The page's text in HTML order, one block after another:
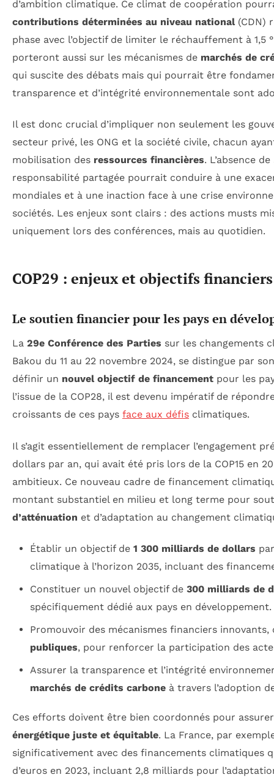
d’ambition climatique. Ce climat de coopération
contributions déterminées au niveau national(CDN)
phase avec l’objectif de limiter le réchauffement à 1,5
porteront aussi sur les mécanismes de marchés de
qui suscite des débats mais qui pourrait être
transparence et d’intégrité environnementale sont
Il est donc crucial d’impliquer non seulement les
secteur privé, les ONG et la société civile, chacun
mobilisation des ressources financières. L’absence
responsabilité partagée pourrait conduire à une
mondiales et à une inaction face à une crise
sociétés. Les enjeux sont clairs : des actions musts
uniquement lors des conférences, mais au quotidien.
COP29 : enjeux et objectifs financiers
Le soutien financier pour les pays en
La 29e Conférence des Parties sur les changements
Bakou du 11 au 22 novembre 2024, se distingue par
définir un nouvel objectif de financement pour les
l’issue de la COP28, il est devenu impératif de
croissants de ces pays face aux défis climatiques.
Il s’agit essentiellement de remplacer l’engagement
dollars par an, qui avait été pris lors de la COP15 en
ambitieux. Ce nouveau cadre de financement
montant substantiel en milieu et long terme pour
d’atténuation et d’adaptation au changement
Établir un objectif de 1 300 milliards de dollars
climatique à l’horizon 2035, incluant des
Constituer un nouvel objectif de 300 milliards de
spécifiquement dédié aux pays en développement.
Promouvoir des mécanismes financiers
publiques, pour renforcer la participation des
Assurer la transparence et l’intégrité
marchés de crédits carboneà travers l’adoption
Ces efforts doivent être bien coordonnés pour
énergétique juste et équitable. La France, par
significativement avec des financements climatiques
d’euros en 2023, incluant 2,8 milliards pour